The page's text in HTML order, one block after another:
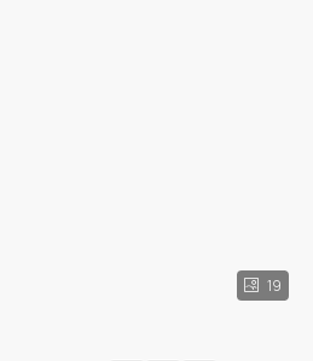
19